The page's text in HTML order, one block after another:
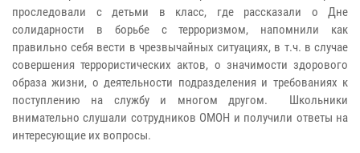
проследовали с детьми в класс, где рассказали о Дне
солидарности в борьбе с терроризмом, напомнили как
правильно себя вести в чрезвычайных ситуациях, в т.ч. в случае
совершения террористических актов, о значимости здорового
образа жизни, о деятельности подразделения и требованиях к
поступлению на службу и многом другом. Школьники
внимательно слушали сотрудников ОМОН и получили ответы на
интересующие их вопросы.